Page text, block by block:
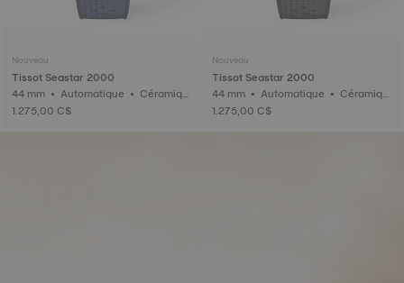
Nouveau
Tissot Seastar 2000
44 mm • Automatique • Céramiqu
e
1.275,00 C$
Nouveau
Tissot Seastar 2000
44 mm • Automatique • Céramiqu
e
1.275,00 C$